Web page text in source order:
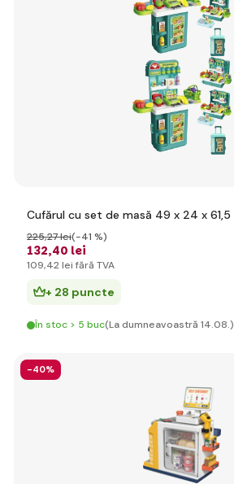
Cufărul cu set de masă 49 x 24 x
132,40 lei
225,27 lei(-41 %)
109,42 lei fără TVA
+ 28 puncte
În stoc > 5 buc(La dumneavoastră 14.08.)
-40%